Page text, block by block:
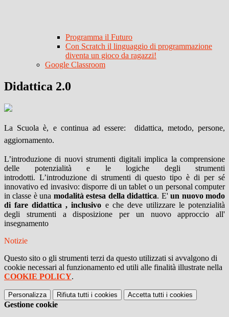
Programma il Futuro
Con Scratch il linguaggio di programmazione
diventa un gioco da ragazzi!
Google Classroom
Didattica 2.0
La Scuola è, e continua ad essere: didattica, metodo, persone,
aggiornamento.
L’introduzione di nuovi strumenti digitali implica la comprensione
delle potenzialità e le logiche degli strumenti
introdotti. L’introduzione di strumenti di questo tipo è di per sé
innovativo ed invasivo: disporre di un tablet o un personal computer
in classe è una modalità estesa della didattica. E'un nuovo modo
di fare didattica ,inclusivo e che deve utilizzare le potenzialità
degli strumenti a disposizione per un nuovo approccio all'
insegnamento
Notizie
Questo sito o gli strumenti terzi da questo utilizzati si avvalgono di
cookie necessari al funzionamento ed utili alle finalità illustrate nella
COOKIE POLICY.
Personalizza Rifiuta tutti i cookies Accetta tutti i cookies
Gestione cookie